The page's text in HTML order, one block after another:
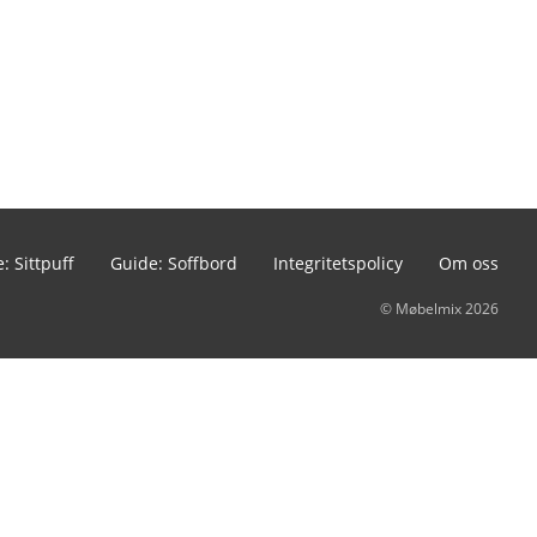
Sittpuff Guide: Soffbord Integritetspolicy Om oss
© Møbelmix 2026